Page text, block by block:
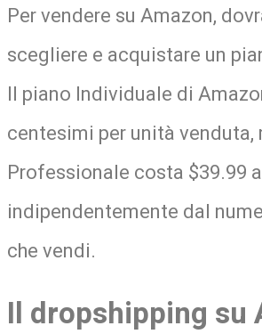
Per vendere su Amazon,
scegliere e acquistare un
Il piano Individuale di
centesimi per unità venduta,
Professionale costa $39.99
indipendentemente dal
che vendi.
Il dropshipping su